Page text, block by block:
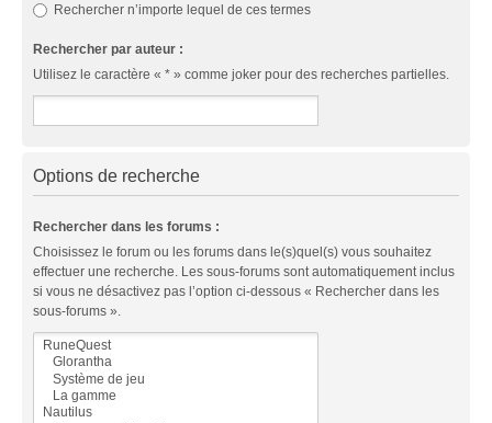
Rechercher n’importe lequel de ces termes
Rechercher par auteur :
Utilisez le caractère « * » comme joker pour des recherches partielles.
Options de recherche
Rechercher dans les forums :
Choisissez le forum ou les forums dans le(s)quel(s) vous souhaitez
effectuer une recherche. Les sous-forums sont automatiquement inclus
si vous ne désactivez pas l’option ci-dessous « Rechercher dans les
sous-forums ».